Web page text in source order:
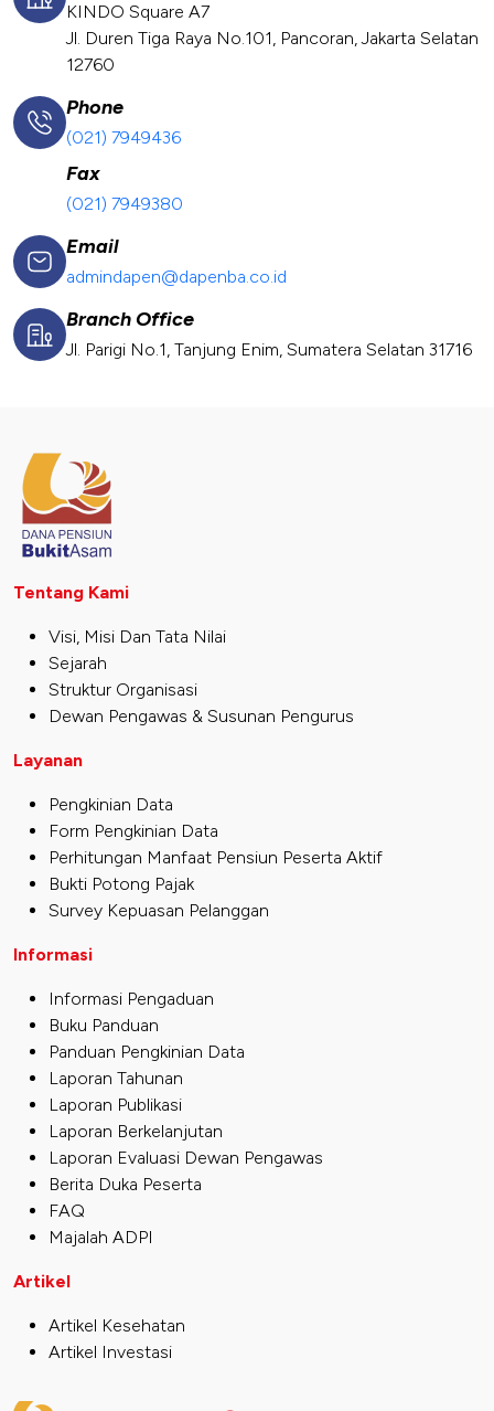
KINDO Square A7
Jl. Duren Tiga Raya No.101, Pancoran, Jakarta Selatan
12760
Phone
(021) 7949436
Fax
(021) 7949380
Email
admindapen@dapenba.co.id
Branch Office
Jl. Parigi No.1, Tanjung Enim, Sumatera Selatan 31716
Tentang Kami
Visi, Misi Dan Tata Nilai
Sejarah
Struktur Organisasi
Dewan Pengawas & Susunan Pengurus
Layanan
Pengkinian Data
Form Pengkinian Data
Perhitungan Manfaat Pensiun Peserta Aktif
Bukti Potong Pajak
Survey Kepuasan Pelanggan
Informasi
Informasi Pengaduan
Buku Panduan
Panduan Pengkinian Data
Laporan Tahunan
Laporan Publikasi
Laporan Berkelanjutan
Laporan Evaluasi Dewan Pengawas
Berita Duka Peserta
FAQ
Majalah ADPI
Artikel
Artikel Kesehatan
Artikel Investasi